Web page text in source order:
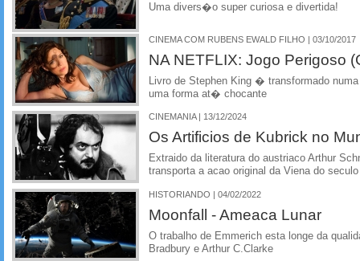
Uma divers�o super curiosa e divertida!
CINEMA COM RUBENS EWALD FILHO | 03/10/2017
NA NETFLIX: Jogo Perigoso
Livro de Stephen King � transformado
uma forma at� chocante
CINEMANIA | 13/12/2024
Os Artificios de Kubrick no
Extraido da literatura do austriaco Arthur
transporta a acao original da Viena do
HISTORIANDO | 04/02/2022
Moonfall - Ameaca Lunar
O trabalho de Emmerich esta longe da
Bradbury e Arthur C.Clarke